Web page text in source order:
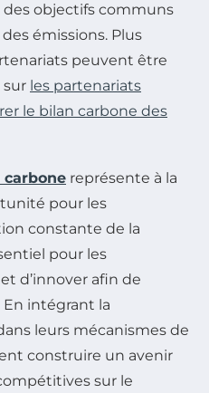
objectifs communs
émissions. Plus
peuvent être
sur les partenariats
le bilan carbone des
carbone représente à la
pour les
constante de la
pour les
d’innover afin de
intégrant la
leurs mécanismes de
construire un avenir
sur le